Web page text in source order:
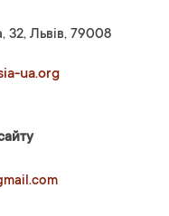
32, Львів, 79008
ua.org